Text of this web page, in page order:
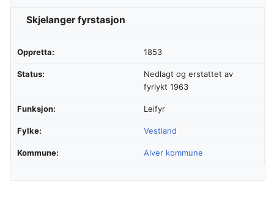
Skjelanger fyrstasjon
Oppretta: 1853
Status:
Nedlagt og erstattet av
fyrlykt 1963
Funksjon: Leifyr
Fylke: Vestland
Kommune: Alver kommune